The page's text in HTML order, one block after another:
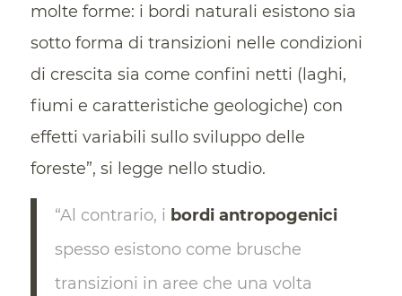
molte forme: i bordi naturali esistono sia
sotto forma di transizioni nelle condizioni
di crescita sia come confini netti (laghi,
fiumi e caratteristiche geologiche) con
effetti variabili sullo sviluppo delle
foreste”, si legge nello studio.
“Al contrario, i bordi antropogenici
spesso esistono come brusche
transizioni in aree che una volta